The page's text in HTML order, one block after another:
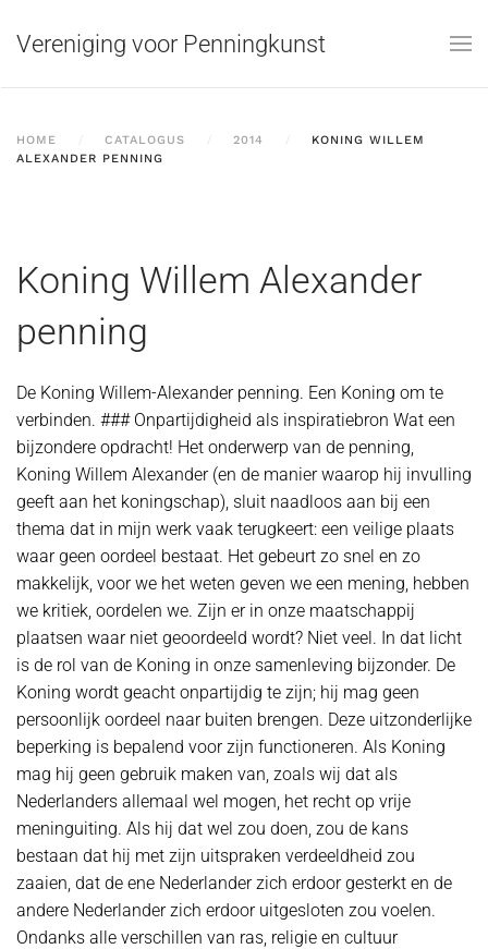
Skip to main content
Vereniging voor Penningkunst
HOME CATALOGUS 2014
KONING WILLEM
ALEXANDER PENNING
Koning Willem Alexander
penning
De Koning Willem-Alexander penning. Een Koning om te
verbinden. ### Onpartijdigheid als inspiratiebron Wat een
bijzondere opdracht! Het onderwerp van de penning,
Koning Willem Alexander (en de manier waarop hij invulling
geeft aan het koningschap), sluit naadloos aan bij een
thema dat in mijn werk vaak terugkeert: een veilige plaats
waar geen oordeel bestaat. Het gebeurt zo snel en zo
makkelijk, voor we het weten geven we een mening, hebben
we kritiek, oordelen we. Zijn er in onze maatschappij
plaatsen waar niet geoordeeld wordt? Niet veel. In dat licht
is de rol van de Koning in onze samenleving bijzonder. De
Koning wordt geacht onpartijdig te zijn; hij mag geen
persoonlijk oordeel naar buiten brengen. Deze uitzonderlijke
beperking is bepalend voor zijn functioneren. Als Koning
mag hij geen gebruik maken van, zoals wij dat als
Nederlanders allemaal wel mogen, het recht op vrije
meninguiting. Als hij dat wel zou doen, zou de kans
bestaan dat hij met zijn uitspraken verdeeldheid zou
zaaien, dat de ene Nederlander zich erdoor gesterkt en de
andere Nederlander zich erdoor uitgesloten zou voelen.
Ondanks alle verschillen van ras, religie en cultuur